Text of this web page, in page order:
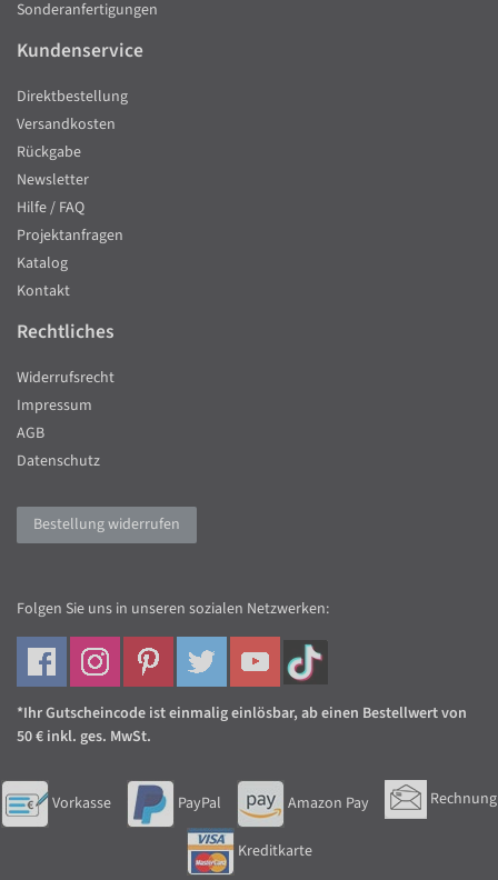
Sonderanfertigungen
Kundenservice
Direktbestellung
Versandkosten
Rückgabe
Newsletter
Hilfe / FAQ
Projektanfragen
Katalog
Kontakt
Rechtliches
Widerrufsrecht
Impressum
AGB
Datenschutz
Bestellung widerrufen
Folgen Sie uns in unseren sozialen Netzwerken:
*Ihr Gutscheincode ist einmalig einlösbar, ab einen Bestellwert von
50 € inkl. ges. MwSt.
Vorkasse PayPal Amazon Pay Rechnung
Kreditkarte